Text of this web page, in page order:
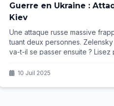
Guerre en Ukraine :
Kiev
Une attaque russe massive
tuant deux personnes.
va-t-il se passer ensuite ? Lisez
10 Juil 2025